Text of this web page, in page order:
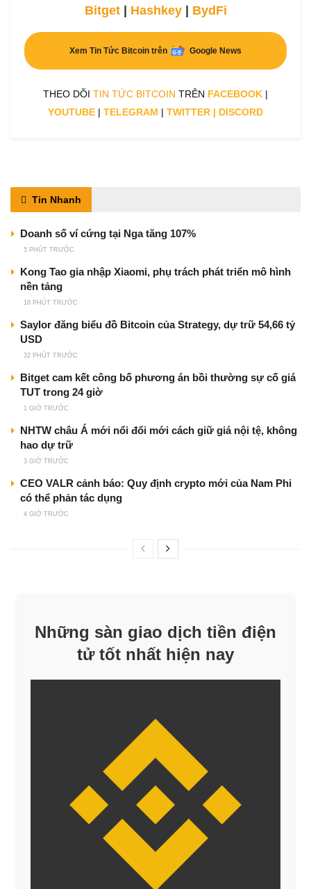
Bitget| Hashkey| BydFi
Xem Tin Tức Bitcoin trên Google News
THEO DÕI TIN TỨC BITCOIN TRÊN FACEBOOK |
YOUTUBE | TELEGRAM | TWITTER | DISCORD
Tin Nhanh
Doanh số ví cứng tại Nga tăng 107%
5 PHÚT TRƯỚC
Kong Tao gia nhập Xiaomi, phụ trách phát triển mô hình
nền tảng
18 PHÚT TRƯỚC
Saylor đăng biểu đồ Bitcoin của Strategy, dự trữ 54,66 tỷ
USD
32 PHÚT TRƯỚC
Bitget cam kết công bố phương án bồi thường sự cố giá
TUT trong 24 giờ
1 GIỜ TRƯỚC
NHTW châu Á mới nổi đổi mới cách giữ giá nội tệ, không
hao dự trữ
3 GIỜ TRƯỚC
CEO VALR cảnh báo: Quy định crypto mới của Nam Phi
có thể phản tác dụng
4 GIỜ TRƯỚC
Những sàn giao dịch tiền điện
tử tốt nhất hiện nay